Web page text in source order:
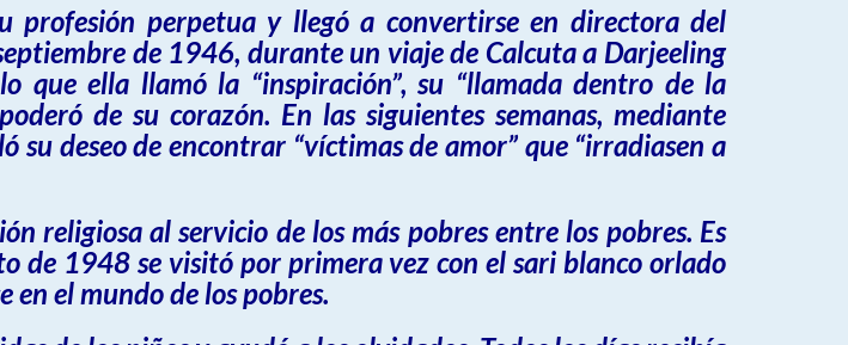
profesión perpetua y llegó a convertirse en directora del
de 1946, durante un viaje de Calcuta a Darjeeling
que ella llamó la “inspiración”, su “llamada dentro de la
de su corazón. En las siguientes semanas, mediante
su deseo de encontrar “víctimas de amor” que “irradiasen a
religiosaal servicio de los más pobres entre los pobres. Es
de 1948 se visitó por primera vez con el sari blanco orlado
en elmundo de los pobres.